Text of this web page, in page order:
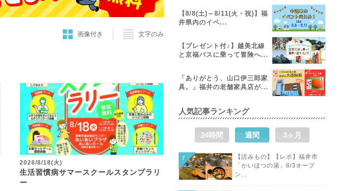
画像付き 文字のみ
2026/8/18(火)
生活習慣病サマースクールスタンプラリ
ー
【8/8(土)～8/11(火・祝)】福
井県内のイベ...
【プレゼント付♪】越美北線
と京福バスに乗って冒険へ...
「ありがとう、山口伊三郎家
具。」福井の老舗家具店が...
人気記事ランキング
24時間 週間 3ヶ月
【読みもの】【レポ】福井市
「かいほつの湯」8/3オープ
ン...